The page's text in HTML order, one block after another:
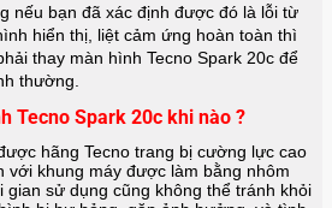
nếu bạn đã xác định được đó là lỗi từ
hiển thị, liệt cảm ứng hoàn toàn thì
thay màn hình Tecno Spark 20c để
thường.
Tecno Spark 20c khi nào ?
hãng Tecno trang bị cường lực cao
với khung máy được làm bằng nhôm
gian sử dụng cũng không thể tránh khỏi